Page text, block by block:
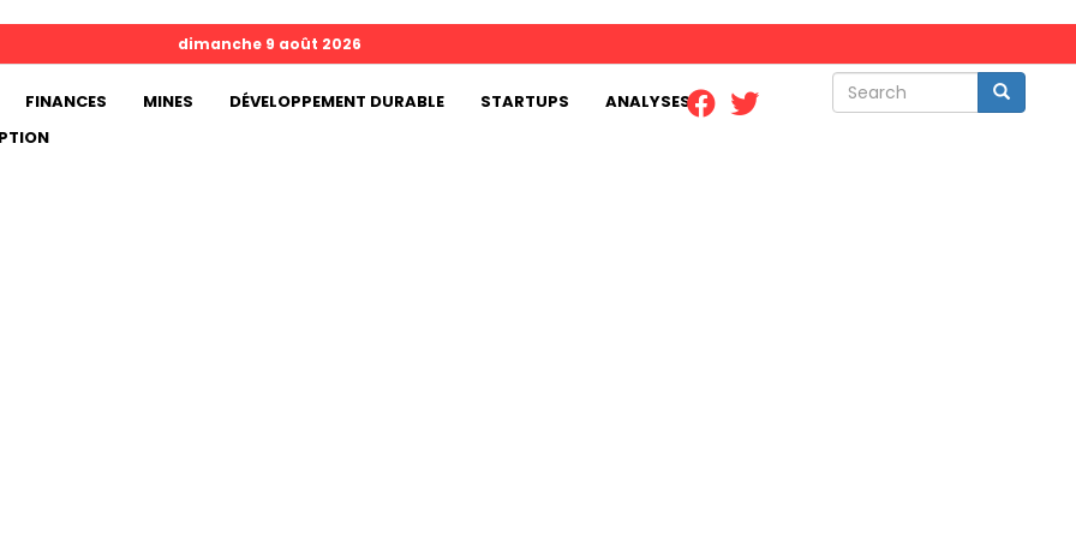
Search Search
dimanche 9 août 2026
FINANCES MINES DÉVELOPPEMENT DURABLE STARTUPS
ANALYSES